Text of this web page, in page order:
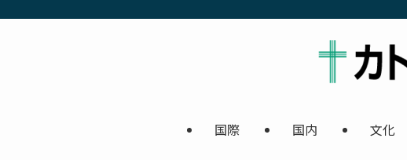
国際 国内 文化